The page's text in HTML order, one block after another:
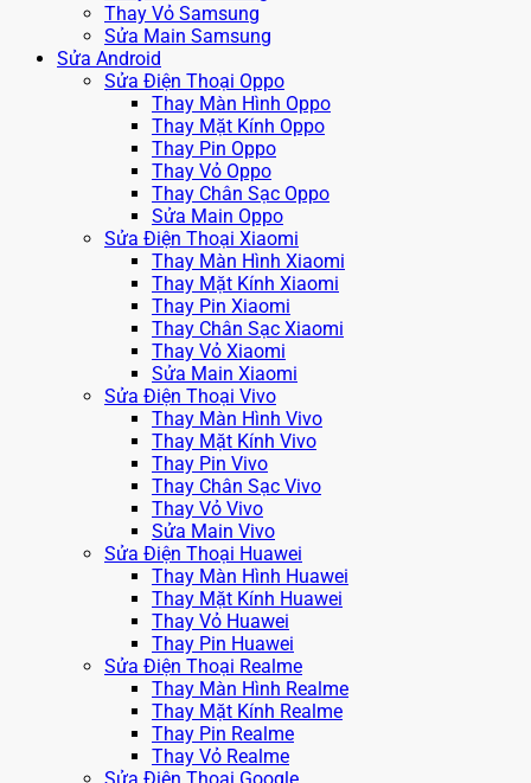
Thay Vỏ Samsung
Sửa Main Samsung
Sửa Android
Sửa Điện Thoại Oppo
Thay Màn Hình Oppo
Thay Mặt Kính Oppo
Thay Pin Oppo
Thay Vỏ Oppo
Thay Chân Sạc Oppo
Sửa Main Oppo
Sửa Điện Thoại Xiaomi
Thay Màn Hình Xiaomi
Thay Mặt Kính Xiaomi
Thay Pin Xiaomi
Thay Chân Sạc Xiaomi
Thay Vỏ Xiaomi
Sửa Main Xiaomi
Sửa Điện Thoại Vivo
Thay Màn Hình Vivo
Thay Mặt Kính Vivo
Thay Pin Vivo
Thay Chân Sạc Vivo
Thay Vỏ Vivo
Sửa Main Vivo
Sửa Điện Thoại Huawei
Thay Màn Hình Huawei
Thay Mặt Kính Huawei
Thay Vỏ Huawei
Thay Pin Huawei
Sửa Điện Thoại Realme
Thay Màn Hình Realme
Thay Mặt Kính Realme
Thay Pin Realme
Thay Vỏ Realme